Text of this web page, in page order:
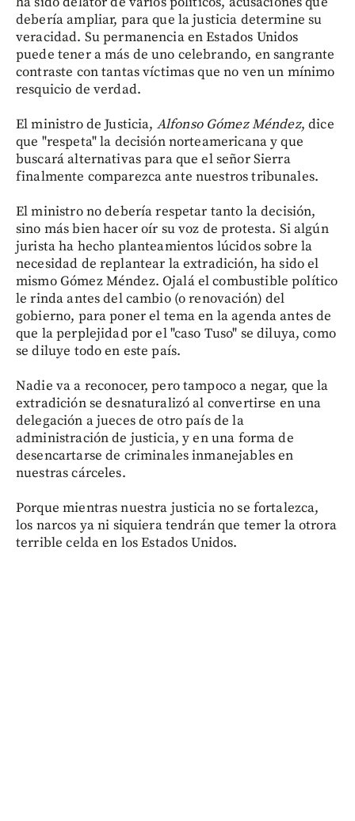
debería ampliar, para que la justicia determine su
veracidad. Su permanencia en Estados Unidos
puede tener a más de uno celebrando, en sangrante
contraste con tantas víctimas que no ven un mínimo
resquicio de verdad.
El ministro de Justicia, Alfonso Gómez Méndez, dice
que "respeta" la decisión norteamericana y que
buscará alternativas para que el señor Sierra
finalmente comparezca ante nuestros tribunales.
El ministro no debería respetar tanto la decisión,
sino más bien hacer oír su voz de protesta. Si algún
jurista ha hecho planteamientos lúcidos sobre la
necesidad de replantear la extradición, ha sido el
mismo Gómez Méndez. Ojalá el combustible político
le rinda antes del cambio (o renovación) del
gobierno, para poner el tema en la agenda antes de
que la perplejidad por el "caso Tuso" se diluya, como
se diluye todo en este país.
Nadie va a reconocer, pero tampoco a negar, que la
extradición se desnaturalizó al convertirse en una
delegación a jueces de otro país de la
administración de justicia, y en una forma de
desencartarse de criminales inmanejables en
nuestras cárceles.
Porque mientras nuestra justicia no se fortalezca,
los narcos ya ni siquiera tendrán que temer la otrora
terrible celda en los Estados Unidos.